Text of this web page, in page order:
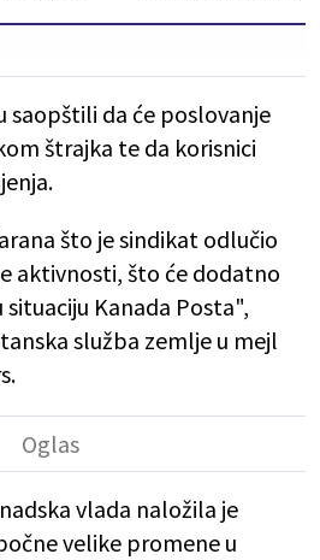
saopštili da će poslovanje
štrajka te da korisnici
što je sindikat odlučio
aktivnosti, što će dodatno
Kanada Posta",
služba zemlje u mejl
vlada naložila je
velike promene u